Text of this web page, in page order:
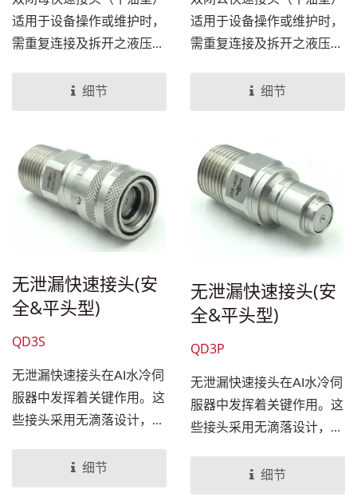
适用于设备操作或维护时，
需重复连接及拆开之液压系
泄漏情况。设计上搭配双闭
公快速接头组合，即可达到
具，快速、可靠、气密性
佳。
细节
适用于设备操作或维护时，
需重复连接及拆开之液压系
泄漏情况。设计上搭配双闭
母快速接头组合，即可达到
具，快速、可靠、气密性
佳。
细节
无泄漏快速接头(安
全&平头型)
QD3S
无泄漏快速接头在AI水冷伺
服器中发挥着关键作用。这
些接头采用无滴落设计，能
式水箱，特别适合于人工智
慧计算中的冷却系统。由于
细节
无泄漏快速接头(安
全&平头型)
QD3P
无泄漏快速接头在AI水冷伺
服器中发挥着关键作用。这
些接头采用无滴落设计，能
式水箱，特别适合于人工智
细节